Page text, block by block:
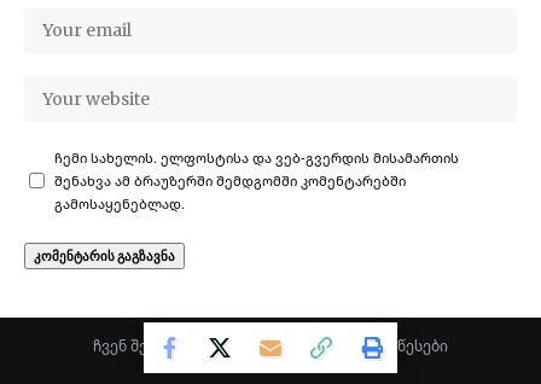
ჩემი სახელის. ელფოსტისა და ვებ-გვერდის მისამართის
შენახვა ამ ბრაუზერში შემდგომში კომენტარებში
გამოსაყენებლად.
ჩვენ შესახებ კონფიდენციალურობა· წესები